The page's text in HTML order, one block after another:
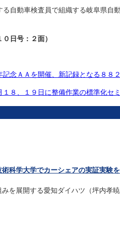
る自動車検査員で組織する岐阜県
日号：２面）
記念ＡＡを開催、新記録となる８８
８、１９日に整備作業の標準化セ
科学大学でカーシェアの実証実験
みを展開する愛知ダイハツ（坪内孝